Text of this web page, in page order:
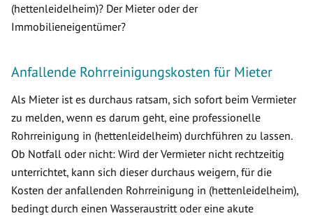
(hettenleidelheim)? Der Mieter oder der
Immobilieneigentümer?
Anfallende Rohrreinigungskosten für Mieter
Als Mieter ist es durchaus ratsam, sich sofort beim Vermieter
zu melden, wenn es darum geht, eine professionelle
Rohrreinigung in (hettenleidelheim) durchführen zu lassen.
Ob Notfall oder nicht: Wird der Vermieter nicht rechtzeitig
unterrichtet, kann sich dieser durchaus weigern, für die
Kosten der anfallenden Rohrreinigung in (hettenleidelheim),
bedingt durch einen Wasseraustritt oder eine akute